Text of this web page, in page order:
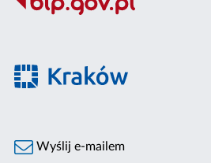
Wyślij e-mailem